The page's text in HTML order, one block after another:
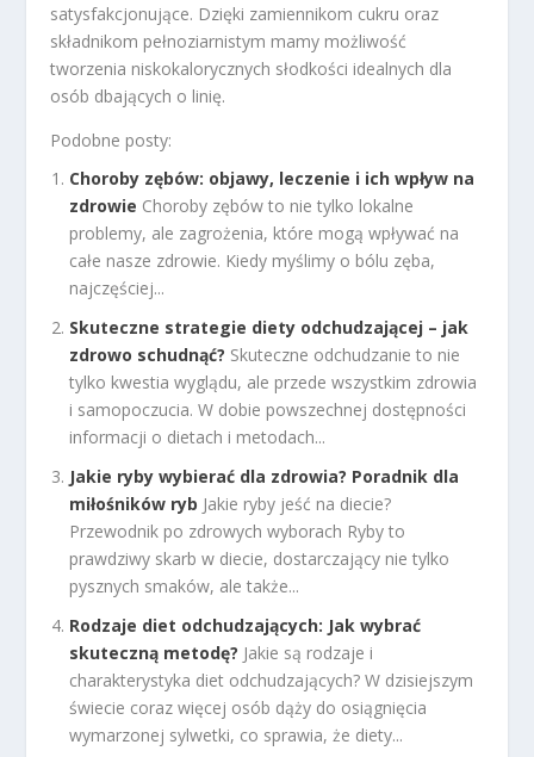
satysfakcjonujące. Dzięki zamiennikom cukru oraz
składnikom pełnoziarnistym mamy możliwość
tworzenia niskokalorycznych słodkości idealnych dla
osób dbających o linię.
Podobne posty:
Choroby zębów: objawy, leczenie i ich wpływ na
zdrowie Choroby zębów to nie tylko lokalne
problemy, ale zagrożenia, które mogą wpływać na
całe nasze zdrowie. Kiedy myślimy o bólu zęba,
najczęściej...
Skuteczne strategie diety odchudzającej – jak
zdrowo schudnąć? Skuteczne odchudzanie to nie
tylko kwestia wyglądu, ale przede wszystkim zdrowia
i samopoczucia. W dobie powszechnej dostępności
informacji o dietach i metodach...
Jakie ryby wybierać dla zdrowia? Poradnik dla
miłośników ryb Jakie ryby jeść na diecie?
Przewodnik po zdrowych wyborach Ryby to
prawdziwy skarb w diecie, dostarczający nie tylko
pysznych smaków, ale także...
Rodzaje diet odchudzających: Jak wybrać
skuteczną metodę? Jakie są rodzaje i
charakterystyka diet odchudzających? W dzisiejszym
świecie coraz więcej osób dąży do osiągnięcia
wymarzonej sylwetki, co sprawia, że diety...